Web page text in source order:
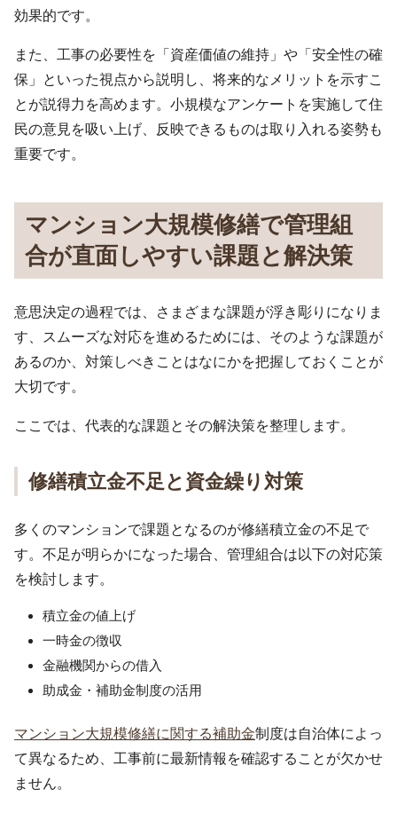
効果的です。
また、工事の必要性を「資産価値の維持」や「安全性の確
保」といった視点から説明し、将来的なメリットを示すこ
とが説得力を高めます。小規模なアンケートを実施して住
民の意見を吸い上げ、反映できるものは取り入れる姿勢も
重要です。
マンション大規模修繕で管理組
合が直面しやすい課題と解決策
意思決定の過程では、さまざまな課題が浮き彫りになりま
す、スムーズな対応を進めるためには、そのような課題が
あるのか、対策しべきことはなにかを把握しておくことが
大切です。
ここでは、代表的な課題とその解決策を整理します。
修繕積立金不足と資金繰り対策
多くのマンションで課題となるのが修繕積立金の不足で
す。不足が明らかになった場合、管理組合は以下の対応策
を検討します。
積立金の値上げ
一時金の徴収
金融機関からの借入
助成金・補助金制度の活用
マンション大規模修繕に関する補助金制度は自治体によっ
て異なるため、工事前に最新情報を確認することが欠かせ
ません。